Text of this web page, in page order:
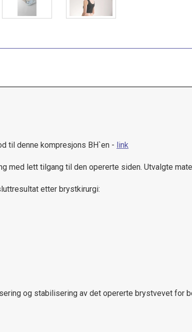
til denne kompresjons BH`en - link
med lett tilgang til den opererte siden. Utvalgte
etter brystkirurgi:
og stabilisering av det opererte brystvevet for